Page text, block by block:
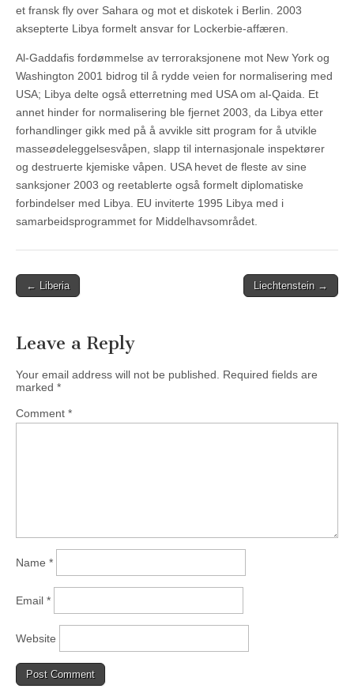
et fransk fly over Sahara og mot et diskotek i Berlin. 2003
aksepterte Libya formelt ansvar for Lockerbie-affæren.
Al-Gaddafis fordømmelse av terroraksjonene mot New York og
Washington 2001 bidrog til å rydde veien for normalisering med
USA; Libya delte også etterretning med USA om al-Qaida. Et
annet hinder for normalisering ble fjernet 2003, da Libya etter
forhandlinger gikk med på å avvikle sitt program for å utvikle
masseødeleggelsesvåpen, slapp til internasjonale inspektører
og destruerte kjemiske våpen. USA hevet de fleste av sine
sanksjoner 2003 og reetablerte også formelt diplomatiske
forbindelser med Libya. EU inviterte 1995 Libya med i
samarbeidsprogrammet for Middelhavsområdet.
Post
← Liberia Liechtenstein →
Leave a Reply
Your email address will not be published. Required fields are
marked *
Comment *
Name *
Email *
Website